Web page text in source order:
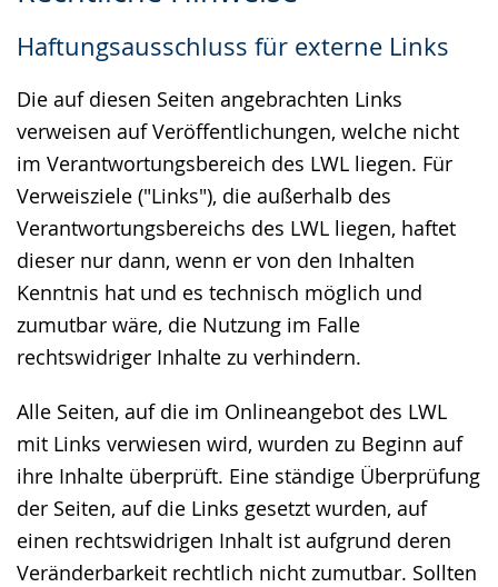
Haftungsausschluss für externe Links
Die auf diesen Seiten angebrachten Links
verweisen auf Veröffentlichungen, welche nicht
im Verantwortungsbereich des LWL liegen. Für
Verweisziele ("Links"), die außerhalb des
Verantwortungsbereichs des LWL liegen, haftet
dieser nur dann, wenn er von den Inhalten
Kenntnis hat und es technisch möglich und
zumutbar wäre, die Nutzung im Falle
rechtswidriger Inhalte zu verhindern.
Alle Seiten, auf die im Onlineangebot des LWL
mit Links verwiesen wird, wurden zu Beginn auf
ihre Inhalte überprüft. Eine ständige Überprüfung
der Seiten, auf die Links gesetzt wurden, auf
einen rechtswidrigen Inhalt ist aufgrund deren
Veränderbarkeit rechtlich nicht zumutbar. Sollten
wechseln.
Deutscher
Gebärdensprache
wird
angezeigt.